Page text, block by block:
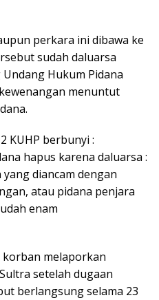
perkara ini dibawa ke
sudah daluarsa
Hukum Pidana
menuntut
KUHP berbunyi :
hapus karena daluarsa :
diancam dengan
atau pidana penjara
enam
korban melaporkan
setelah dugaan
berlangsung selama 23